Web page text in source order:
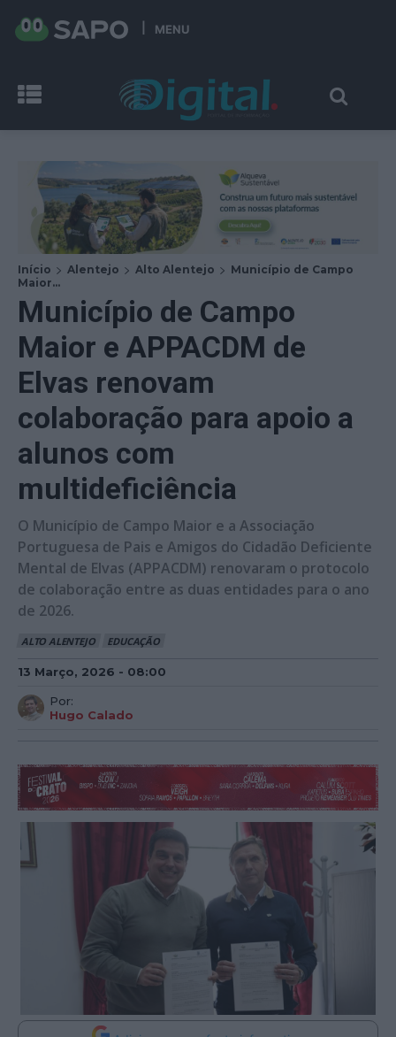
MENU
Início Alentejo Alto Alentejo
Município de Campo
Maior...
Município de Campo
Maior e APPACDM de
Elvas renovam
colaboração para apoio a
alunos com
multideficiência
O Município de Campo Maior e a Associação
Portuguesa de Pais e Amigos do Cidadão Deficiente
Mental de Elvas (APPACDM) renovaram o protocolo
de colaboração entre as duas entidades para o ano
de 2026.
ALTO ALENTEJO EDUCAÇÃO
13 Março, 2026 - 08:00
Por:
Hugo Calado